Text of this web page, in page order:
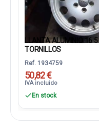
LLANTA ALUMINIO 16 5
TORNILLOS
Ref. 1934759
50,82 €
IVA incluido
En stock